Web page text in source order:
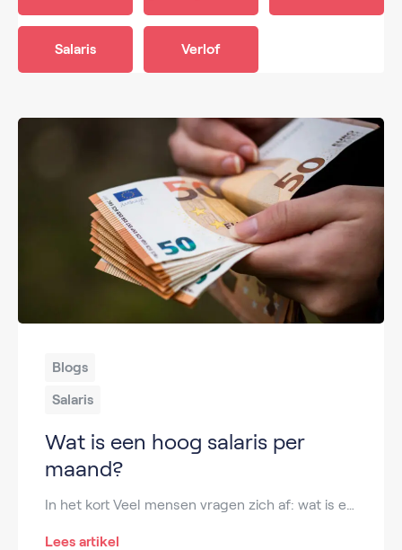
Salaris Verlof
Blogs
Salaris
Wat is een hoog salaris per
maand?
Lees artikel